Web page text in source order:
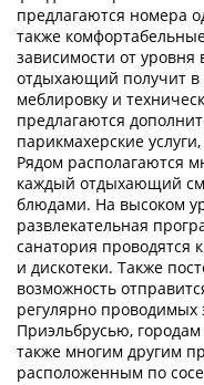
предлагаются номера
также
зависимости от
отдыхающий получит в
меблировку и
предлагаются
парикмахерские
Рядом располагаются
каждый отдыхающий
блюдами. На высоком
развлекательная
санатория проводятся
и дискотеки. Также
возможность
регулярно проводимых
Приэльбрусью,
также многим другим
расположенным по